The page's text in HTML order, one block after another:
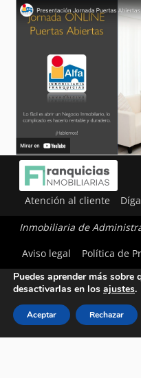
Atención al cliente
Inmobiliaria de
Aviso legal
Política de
Utilizamos cookies para
Puedes aprender más
desactivarlas en los ajustes.
Aceptar Rechazar